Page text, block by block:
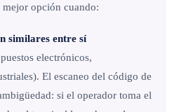
opción cuando:
similares entre sí
electrónicos,
El escaneo del código de
si el operador toma el